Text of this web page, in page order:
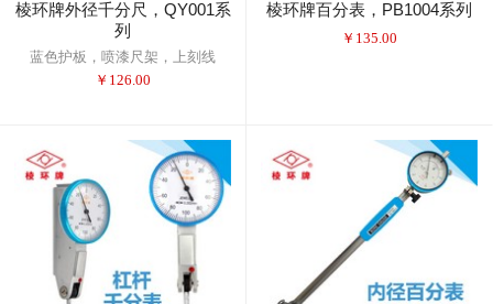
棱环牌外径千分尺，QY001系
列
蓝色护板，喷漆尺架，上刻线
￥ 126.00
棱环牌百分表，PB1004系列
￥ 135.00